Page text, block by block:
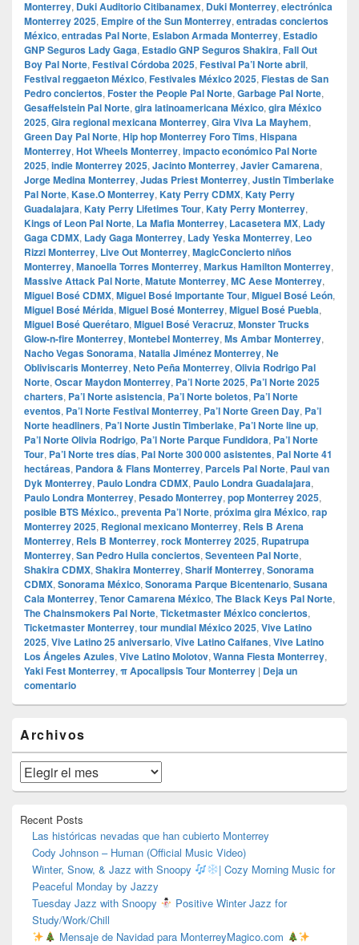
Monterrey, Duki Auditorio Citibanamex, Duki Monterrey, electrónica
Monterrey 2025, Empire of the Sun Monterrey, entradas conciertos
México, entradas Pal Norte, Eslabon Armada Monterrey, Estadio
GNP Seguros Lady Gaga, Estadio GNP Seguros Shakira, Fall Out
Boy Pal Norte, Festival Córdoba 2025, Festival Pa’l Norte abril,
Festival reggaeton México, Festivales México 2025, Fiestas de San
Pedro conciertos, Foster the People Pal Norte, Garbage Pal Norte,
Gesaffelstein Pal Norte, gira latinoamericana México, gira México
2025, Gira regional mexicana Monterrey, Gira Viva La Mayhem,
Green Day Pal Norte, Hip hop Monterrey Foro Tims, Hispana
Monterrey, Hot Wheels Monterrey, impacto económico Pal Norte
2025, indie Monterrey 2025, Jacinto Monterrey, Javier Camarena,
Jorge Medina Monterrey, Judas Priest Monterrey, Justin Timberlake
Pal Norte, Kase.O Monterrey, Katy Perry CDMX, Katy Perry
Guadalajara, Katy Perry Lifetimes Tour, Katy Perry Monterrey,
Kings of Leon Pal Norte, La Mafia Monterrey, Lacasetera MX, Lady
Gaga CDMX, Lady Gaga Monterrey, Lady Yeska Monterrey, Leo
Rizzi Monterrey, Live Out Monterrey, MagicConcierto niños
Monterrey, Manoella Torres Monterrey, Markus Hamilton Monterrey,
Massive Attack Pal Norte, Matute Monterrey, MC Aese Monterrey,
Miguel Bosé CDMX, Miguel Bosé Importante Tour, Miguel Bosé León,
Miguel Bosé Mérida, Miguel Bosé Monterrey, Miguel Bosé Puebla,
Miguel Bosé Querétaro, Miguel Bosé Veracruz, Monster Trucks
Glow-n-fire Monterrey, Montebel Monterrey, Ms Ambar Monterrey,
Nacho Vegas Sonorama, Natalia Jiménez Monterrey, Ne
Obliviscaris Monterrey, Neto Peña Monterrey, Olivia Rodrigo Pal
Norte, Oscar Maydon Monterrey, Pa’l Norte 2025, Pa’l Norte 2025
charters, Pa’l Norte asistencia, Pa’l Norte boletos, Pa’l Norte
eventos, Pa’l Norte Festival Monterrey, Pa’l Norte Green Day, Pa’l
Norte headliners, Pa’l Norte Justin Timberlake, Pa’l Norte line up,
Pa’l Norte Olivia Rodrigo, Pa’l Norte Parque Fundidora, Pa’l Norte
Tour, Pa’l Norte tres días, Pal Norte 300 000 asistentes, Pal Norte 41
hectáreas, Pandora & Flans Monterrey, Parcels Pal Norte, Paul van
Dyk Monterrey, Paulo Londra CDMX, Paulo Londra Guadalajara,
Paulo Londra Monterrey, Pesado Monterrey, pop Monterrey 2025,
posible BTS México., preventa Pa’l Norte, próxima gira México, rap
Monterrey 2025, Regional mexicano Monterrey, Rels B Arena
Monterrey, Rels B Monterrey, rock Monterrey 2025, Rupatrupa
Monterrey, San Pedro Huila conciertos, Seventeen Pal Norte,
Shakira CDMX, Shakira Monterrey, Sharif Monterrey, Sonorama
CDMX, Sonorama México, Sonorama Parque Bicentenario, Susana
Cala Monterrey, Tenor Camarena México, The Black Keys Pal Norte,
The Chainsmokers Pal Norte, Ticketmaster México conciertos,
Ticketmaster Monterrey, tour mundial México 2025, Vive Latino
2025, Vive Latino 25 aniversario, Vive Latino Caifanes, Vive Latino
Los Ángeles Azules, Vive Latino Molotov, Wanna Fiesta Monterrey,
Yaki Fest Monterrey, π Apocalipsis Tour Monterrey | Deja un
comentario
área
de
widget
barra
lateral
Archivos
Archivos
Recent Posts
Las históricas nevadas que han cubierto Monterrey
Cody Johnson – Human (Official Music Video)
Winter, Snow, & Jazz with Snoopy
| Cozy Morning Music for
Peaceful Monday by Jazzy
Tuesday Jazz with Snoopy
Positive Winter Jazz for
Study/Work/Chill
Mensaje de Navidad para MonterreyMagico.com